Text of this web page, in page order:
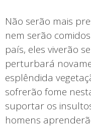
Não serão mais
nem serão
país, eles viverão
perturbará
esplêndida
sofrerão fome
suportar os
homens